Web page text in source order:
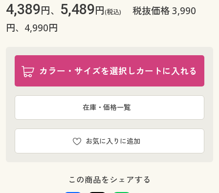
ウエスト88(股下70) ◎ 在庫あり
ウエスト88(股下76) ◎ 在庫あり
ウエスト91(股下70) ◎ 在庫あり
ウエスト91(股下73) ◎ 在庫あり
ウエスト91(股下76) ◎ 在庫あり
ウエスト91(股下79) ◎ 在庫あり
ウエスト94(股下70) ◎ 在庫あり
ウエスト94(股下73) ◎ 在庫あり
ウエスト94(股下79) ◎ 在庫あり
ウエスト97(股下76) ◎ 在庫あり
4,389円、 5,489円(税込)
税抜価格 3,990
円、4,990円
カラー・サイズを選択しカートに入れる
お気に入りに追加
在庫・価格一覧
この商品をシェアする